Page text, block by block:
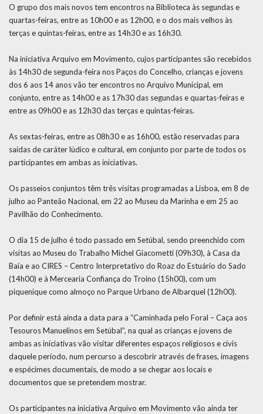
O grupo dos mais novos tem encontros na Biblioteca às segundas e
quartas-feiras, entre as 10h00 e as 12h00, e o dos mais velhos às
terças e quintas-feiras, entre as 14h30 e as 16h30.
Na iniciativa Arquivo em Movimento, cujos participantes são recebidos
às 14h30 de segunda-feira nos Paços do Concelho, crianças e jovens
dos 6 aos 14 anos vão ter encontros no Arquivo Municipal, em
conjunto, entre as 14h00 e as 17h30 das segundas e quartas-feiras e
entre as 09h00 e as 12h30 das terças e quintas-feiras.
As sextas-feiras, entre as 08h30 e as 16h00, estão reservadas para
saídas de caráter lúdico e cultural, em conjunto por parte de todos os
participantes em ambas as iniciativas.
Os passeios conjuntos têm três visitas programadas a Lisboa, em 8 de
julho ao Panteão Nacional, em 22 ao Museu da Marinha e em 25 ao
Pavilhão do Conhecimento.
O dia 15 de julho é todo passado em Setúbal, sendo preenchido com
visitas ao Museu do Trabalho Michel Giacometti (09h30), à Casa da
Baía e ao CIRES – Centro Interpretativo do Roaz do Estuário do Sado
(14h00) e à Mercearia Confiança do Troino (15h00), com um
piquenique como almoço no Parque Urbano de Albarquel (12h00).
Por definir está ainda a data para a “Caminhada pelo Foral – Caça aos
Tesouros Manuelinos em Setúbal”, na qual as crianças e jovens de
ambas as iniciativas vão visitar diferentes espaços religiosos e civis
daquele período, num percurso a descobrir através de frases, imagens
e espécimes documentais, de modo a se chegar aos locais e
documentos que se pretendem mostrar.
Os participantes na iniciativa Arquivo em Movimento vão ainda ter